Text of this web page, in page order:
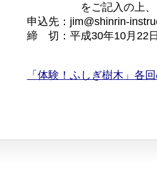
をご記入の上、メー
申込先：jim@shinrin-
締 切：平成30年10月22
「体験！ふしぎ樹木」各